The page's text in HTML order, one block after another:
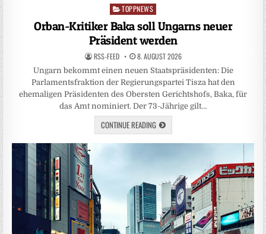
Posted
in
TOPPNEWS
Orban-Kritiker Baka soll Ungarns neuer
Präsident werden
RSS-FEED 8. AUGUST 2026
Ungarn bekommt einen neuen Staatspräsidenten: Die
Parlamentsfraktion der Regierungspartei Tisza hat den
ehemaligen Präsidenten des Obersten Gerichtshofs, Baka, für
das Amt nominiert. Der 73-Jährige gilt…
CONTINUE READING